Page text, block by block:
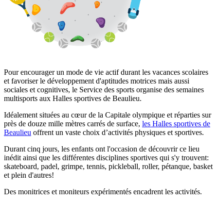
Pour encourager un mode de vie actif durant les vacances scolaires
et favoriser le développement d'aptitudes motrices mais aussi
sociales et cognitives, le Service des sports organise des semaines
multisports aux Halles sportives de Beaulieu.
Idéalement situées au cœur de la Capitale olympique et réparties sur
près de douze mille mètres carrés de surface, les Halles sportives de
Beaulieu offrent un vaste choix d’activités physiques et sportives.
Durant cinq jours, les enfants ont l'occasion de découvrir ce lieu
inédit ainsi que les différentes disciplines sportives qui s'y trouvent:
skateboard, padel, grimpe, tennis, pickleball, roller, pétanque, basket
et plein d'autres!
Des monitrices et moniteurs expérimentés encadrent les activités.